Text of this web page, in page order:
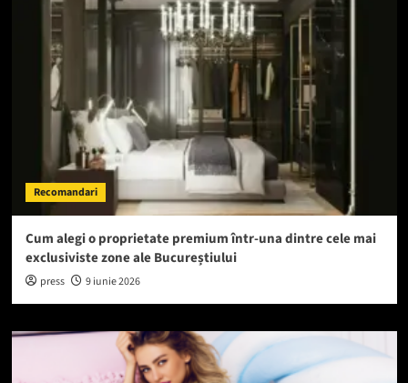
Recomandari
Cum alegi o proprietate premium într-una dintre cele mai
exclusiviste zone ale Bucureștiului
press 9 iunie 2026